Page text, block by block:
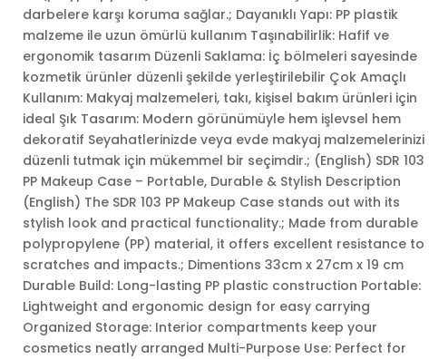
andaki
fiyat:
₺1.397,00.
darbelere karşı koruma sağlar.; Dayanıklı Yapı: PP plastik
malzeme ile uzun ömürlü kullanım Taşınabilirlik: Hafif ve
ergonomik tasarım Düzenli Saklama: İç bölmeleri sayesinde
kozmetik ürünler düzenli şekilde yerleştirilebilir Çok Amaçlı
Kullanım: Makyaj malzemeleri, takı, kişisel bakım ürünleri için
ideal Şık Tasarım: Modern görünümüyle hem işlevsel hem
dekoratif Seyahatlerinizde veya evde makyaj malzemelerinizi
düzenli tutmak için mükemmel bir seçimdir.; (English) SDR 103
PP Makeup Case – Portable, Durable & Stylish Description
(English) The SDR 103 PP Makeup Case stands out with its
stylish look and practical functionality.; Made from durable
polypropylene (PP) material, it offers excellent resistance to
scratches and impacts.; Dimentions 33cm x 27cm x 19 cm
Durable Build: Long-lasting PP plastic construction Portable:
Lightweight and ergonomic design for easy carrying
Organized Storage: Interior compartments keep your
cosmetics neatly arranged Multi-Purpose Use: Perfect for